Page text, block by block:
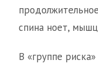
спина ноет,
В «группе